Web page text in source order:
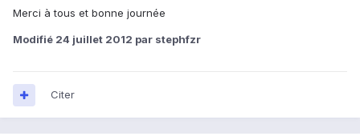
Merci à tous et bonne journée
Modifié 24 juillet 2012 par stephfzr
Citer